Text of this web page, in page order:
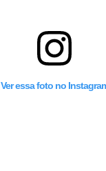
Ver essa foto no